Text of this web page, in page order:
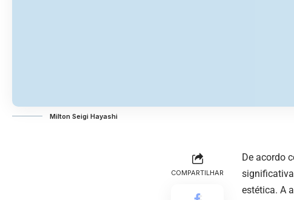
Milton Seigi Hayashi
COMPARTILHAR
De acordo
estética. A